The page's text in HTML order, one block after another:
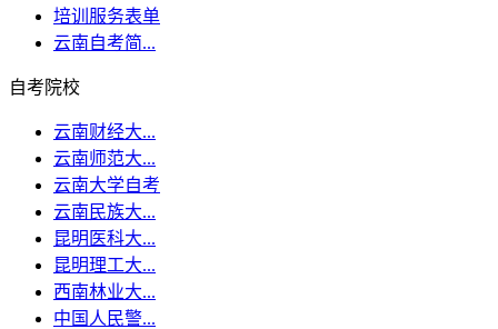
培训服务表单
云南自考简...
自考院校
云南财经大...
云南师范大...
云南大学自考
云南民族大...
昆明医科大...
昆明理工大...
西南林业大...
中国人民警...